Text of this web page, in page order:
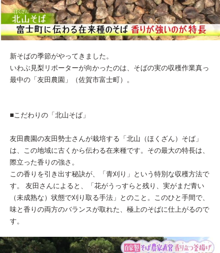
新そばの季節がやってきました。
いわぶ見梨リポーターが向かったのは、そばの実の収穫作業真っ
最中の「友田農園」（佐賀市富士町）。
■こだわりの「北山そば」
友田農園の友田勢士さんが栽培する「北山（ほくざん）そば」
は、この地域に古くから伝わる在来種です。その最大の特長は、
際立った香りの強さ。
この香りを引き出す秘訣が、「青刈り」という特別な収穫方法で
す。 友田さんによると、「花がうっすらと残り、実がまだ青い
（未成熟な）状態で刈り取る手法」とのこと。このひと手間で、
味と香りの両方のバランスが取れた、極上のそばに仕上がるので
す。